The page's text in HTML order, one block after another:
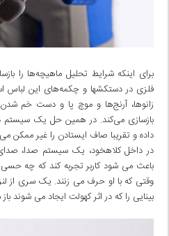
برای اینکه شرایط تحلیل ماهیچه‌ها را
فلزی در دستکشها و چکمه‌های این
زانوها، آرنج‌ها و موچ پا و دست خم شدن
بازسازی می‌کند. در همین حل یک سیستم
داده و تقریبا صاف ایستادن را غیر ممکن
در داخل کلاهخود، یک سیستم صدا،
باعث می شود کاربر تجربه کند که چه
وقتی‌ که با او حرف می زنند. یک سری از
بینایی را که در اثر کهولت ایجاد می شوند